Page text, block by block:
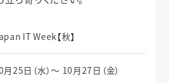
IT Week【秋】
25日（水）～ 10月27日（金）